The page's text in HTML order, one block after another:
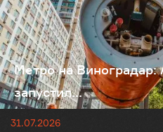
Метро на Виноградар:
запустил...
31.07.2026